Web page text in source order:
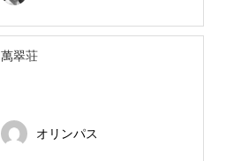
萬翠荘
オリンパス